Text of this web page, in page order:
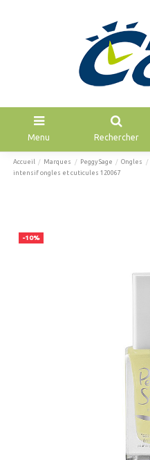
Menu Rechercher
Accueil Marques Peggy Sage Ongles
intensif ongles et cuticules 120067
-10%